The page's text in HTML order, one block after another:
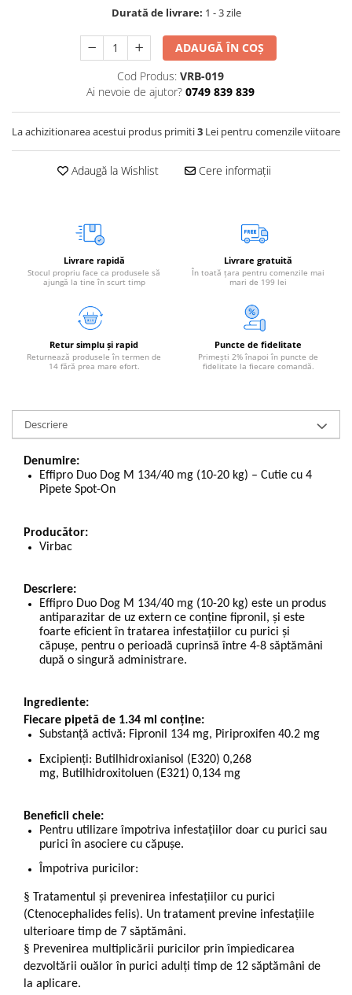
Periaj și Descâlcit Câini
Clești și Forfecuțe
tratamente
Covorașe absorbante
Clești și Forfecuțe
Accesorii Pisici
Dispozitive pentru administrare
Medalioane
Rucsace și Articole de Transport
Tractul Urinar și Rinichi
Tratamentul Rănilor
Wepharm
Zoetis
Durată de livrare: 1 - 3 zile
ADAUGĂ ÎN COȘ
Cod Produs: VRB-019
Ai nevoie de ajutor? 0749 839 839
La achizitionarea acestui produs primiti3 Lei pentru comenzile viitoare
Adaugă la Wishlist Cere informații
Livrare rapidă
Stocul propriu face ca produsele să
ajungă la tine în scurt timp
Livrare gratuită
În toată țara pentru comenzile mai
mari de 199 lei
Retur simplu și rapid
Returnează produsele în termen de
14 fără prea mare efort.
Puncte de fidelitate
Primești 2% înapoi în puncte de
fidelitate la fiecare comandă.
Descriere
Denumire:
Effipro Duo Dog M 134/40 mg (10-20 kg) – Cutie cu 4
Pipete Spot-On
Producător:
Virbac
Descriere:
Effipro Duo Dog M 134/40 mg (10-20 kg) este un produs
antiparazitar de uz extern ce conține fipronil, și este
foarte eficient în tratarea infestațiilor cu purici și
căpușe, pentru o perioadă cuprinsă între 4-8 săptămâni
după o singură administrare.
Ingrediente:
Fiecare pipetă de 1.34 ml conține:
Substanță activă: Fipronil 134 mg, Piriproxifen 40.2 mg
Excipienți: Butilhidroxianisol (E320) 0,268
mg, Butilhidroxitoluen (E321) 0,134 mg
Beneficii cheie:
Pentru utilizare împotriva infestațiilor doar cu purici sau
purici în asociere cu căpușe.
Împotriva puricilor:
§ Tratamentul și prevenirea infestațiilor cu purici
(Ctenocephalides felis). Un tratament previne infestațiile
ulterioare timp de 7 săptămâni.
§ Prevenirea multiplicării puricilor prin împiedicarea
dezvoltării ouălor în purici adulți timp de 12 săptămâni de
la aplicare.